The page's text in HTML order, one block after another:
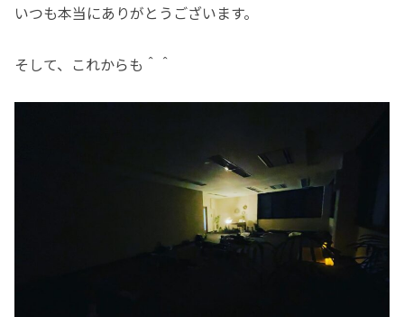
いつも本当にありがとうございます。
そして、これからも＾＾